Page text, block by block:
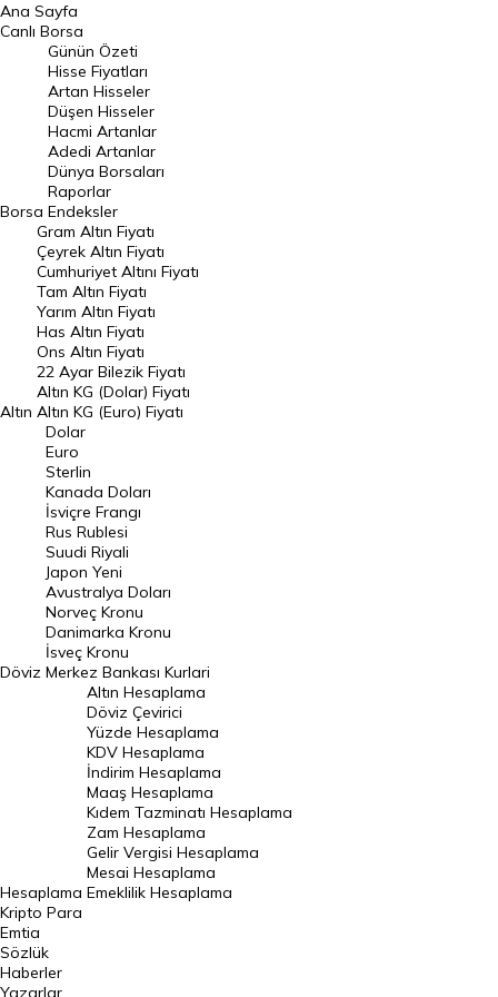
BIST 100 Hisseleri
En Çok Artan Hisseler
En Çok Düşen Hisseler
Hacmi Artanlar
Geçmiş Kapanışlar
Dünya Borsaları
Raporlar
Endeksler
DÖVİZ
Döviz Kuru
Dolar Kuru
Euro Kuru
Pound Kuru
Frank Kuru
Riyal Kuru
Avustralya Doları
Danimarka Kronu Kuru
Kanada Doları Kuru
Norveç Kronu Kuru
İsveç Kronu Kuru
Japon Yeni Kuru
Serbest Piyasa Döviz Kurları
Merkez Bankası Döviz Kurları
Altın Fiyatları
Gram Altın Fiyatı
Çeyrek Altın Fiyatı
Ana Sayfa
Canlı Borsa
Borsa
Günün Özeti
Hisse Fiyatları
Artan Hisseler
Düşen Hisseler
Hacmi Artanlar
Adedi Artanlar
Dünya Borsaları
Raporlar
Endeksler
Altın
Gram Altın Fiyatı
Çeyrek Altın Fiyatı
Cumhuriyet Altını Fiyatı
Tam Altın Fiyatı
Yarım Altın Fiyatı
Has Altın Fiyatı
Ons Altın Fiyatı
22 Ayar Bilezik Fiyatı
Altın KG (Dolar) Fiyatı
Altın KG (Euro) Fiyatı
Döviz
Dolar
Euro
Sterlin
Kanada Doları
İsviçre Frangı
Rus Rublesi
Suudi Riyali
Japon Yeni
Avustralya Doları
Norveç Kronu
Danimarka Kronu
İsveç Kronu
Merkez Bankası Kurlari
Hesaplama
Altın Hesaplama
Döviz Çevirici
Yüzde Hesaplama
KDV Hesaplama
İndirim Hesaplama
Maaş Hesaplama
Kıdem Tazminatı Hesaplama
Zam Hesaplama
Gelir Vergisi Hesaplama
Mesai Hesaplama
Emeklilik Hesaplama
Kripto Para
Emtia
Sözlük
Haberler
Yazarlar